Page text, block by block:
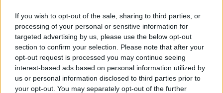
If you wish to opt-out of the sale, sharing to third parties, or
processing of your personal or sensitive information for
targeted advertising by us, please use the below opt-out
section to confirm your selection. Please note that after your
opt-out request is processed you may continue seeing
interest-based ads based on personal information utilized by
us or personal information disclosed to third parties prior to
your opt-out. You may separately opt-out of the further
Septemberfest puliszkával,
főzőversennyel